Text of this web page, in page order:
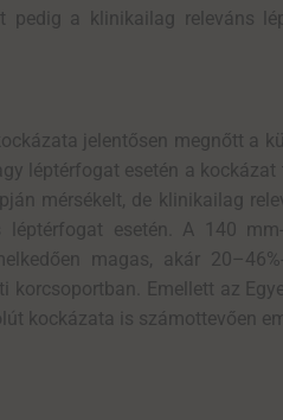
a klinikailag releváns
jelentősen megnőtt a
léptérfogat esetén a
mérsékelt, de klinikailag
esetén. A 140
magas, akár
Emellett az
kockázata is számottevően